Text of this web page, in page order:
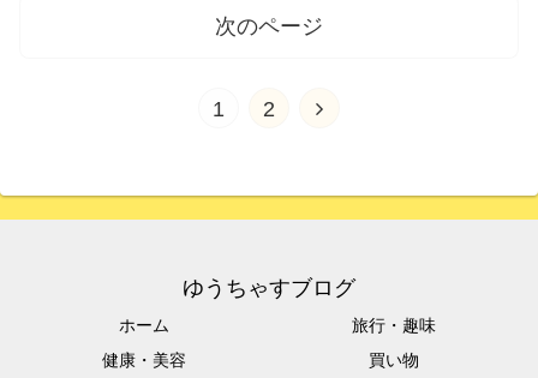
次のページ
1 2
次
ゆうちゃすブログ
ホーム
旅行・趣味
健康・美容
買い物